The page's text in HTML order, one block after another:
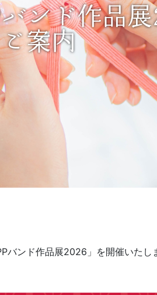
バンド作品
案内
バンド作品展2026」を開催いたし